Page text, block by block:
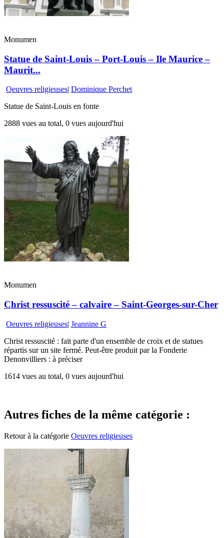
Monumen
Statue de Saint-Louis – Port-Louis – Ile Maurice –
Maurit...
Oeuvres religieuses| Dominique Perchet
Statue de Saint-Louis en fonte
2888 vues au total, 0 vues aujourd'hui
Monumen
Christ ressuscité – calvaire – Saint-Georges-sur-Cher
Oeuvres religieuses| Jeannine G
Christ ressuscité : fait parte d'un ensemble de croix et de statues
répartis sur un site fermé. Peut-être produit par la Fonderie
Denonvilliers : à préciser
1614 vues au total, 0 vues aujourd'hui
Autres fiches de la même catégorie :
Retour à la catégorie Oeuvres religieuses